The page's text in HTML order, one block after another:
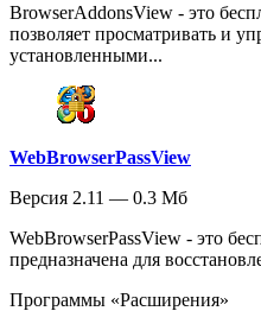
BrowserAddonsView - это
позволяет просматривать и
установленными...
WebBrowserPassView
Версия 2.11 — 0.3 Мб
WebBrowserPassView - это
предназначена для
Программы «Расширения»